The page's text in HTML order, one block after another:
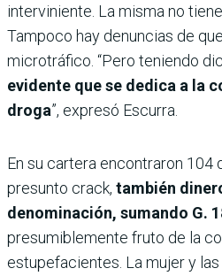
interviniente. La misma no
Tampoco hay denuncias de
microtráfico. “Pero teniendo
evidente que se dedica a la
droga”, expresó Escurra.
En su cartera encontraron 104
presunto crack, también
denominación, sumando G.
presumiblemente fruto de la
estupefacientes. La mujer y las